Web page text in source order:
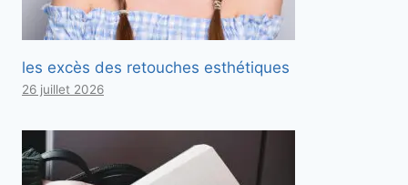
les excès des retouches esthétiques
26 juillet 2026